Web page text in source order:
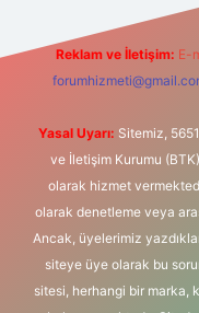
Reklam ve İletişim: E-
Yasal Uyarı: Sitemiz,
ve İletişim Kurumu
olarak hizmet
olarak denetleme veya
Ancak, üyelerimiz
siteye üye olarak bu
sitesi, herhangi bir marka,